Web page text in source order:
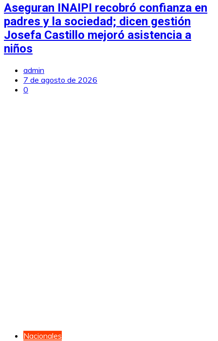
Aseguran INAIPI recobró confianza en
padres y la sociedad; dicen gestión
Josefa Castillo mejoró asistencia a
niños
admin
7 de agosto de 2026
0
Nacionales